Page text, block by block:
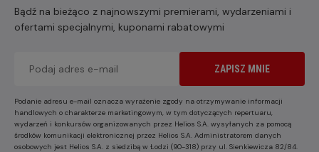
Bądź na bieżąco z najnowszymi premierami, wydarzeniami i
ofertami specjalnymi, kuponami rabatowymi
ZAPISZ MNIE
Podanie adresu e-mail oznacza wyrażenie zgody na otrzymywanie informacji
handlowych o charakterze marketingowym, w tym dotyczących repertuaru,
wydarzeń i konkursów organizowanych przez Helios S.A. wysyłanych za pomocą
środków komunikacji elektronicznej przez Helios S.A. Administratorem danych
osobowych jest Helios S.A. z siedzibą w Łodzi (90-318) przy ul. Sienkiewicza 82/84.